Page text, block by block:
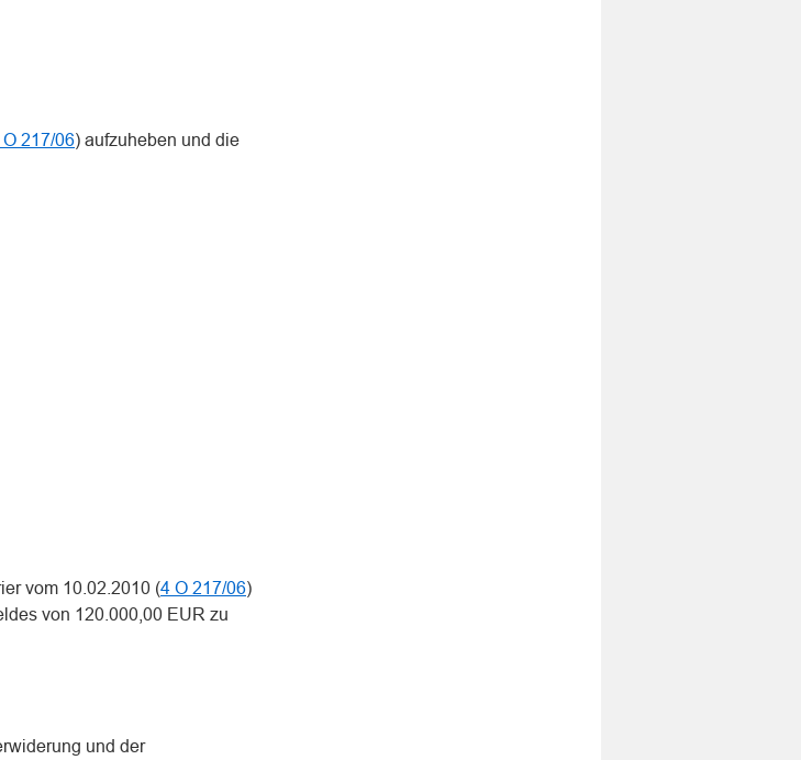
O 217/06) aufzuheben und die
vom 10.02.2010 (4 O 217/06)
von 120.000,00 EUR zu
und der